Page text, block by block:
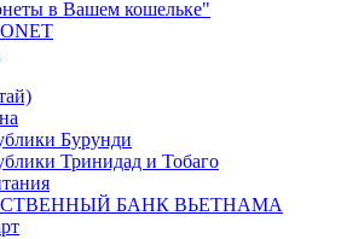
в Вашем кошельке"
Бурунди
Тринидад и Тобаго
БАНК ВЬЕТНАМА